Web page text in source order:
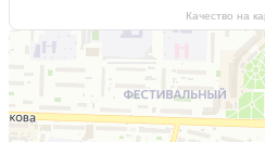
Качество на